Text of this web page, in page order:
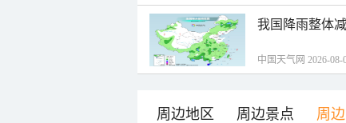
我国降雨整体
中国天气网 2026-08-
周边地区 周边景点 周